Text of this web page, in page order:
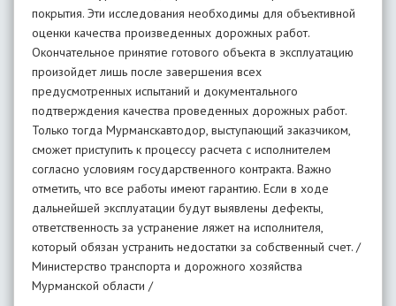
покрытия. Эти исследования необходимы для объективной
оценки качества произведенных дорожных работ.
Окончательное принятие готового объекта в эксплуатацию
произойдет лишь после завершения всех
предусмотренных испытаний и документального
подтверждения качества проведенных дорожных работ.
Только тогда Мурманскавтодор, выступающий заказчиком,
сможет приступить к процессу расчета с исполнителем
согласно условиям государственного контракта. Важно
отметить, что все работы имеют гарантию. Если в ходе
дальнейшей эксплуатации будут выявлены дефекты,
ответственность за устранение ляжет на исполнителя,
который обязан устранить недостатки за собственный счет. /
Министерство транспорта и дорожного хозяйства
Мурманской области /